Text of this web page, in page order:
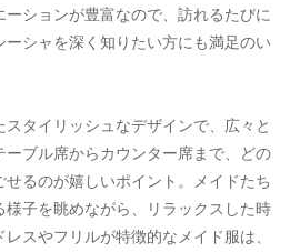
ションが豊富なので、訪れるたびに
シャを深く知りたい方にも満足のい
タイリッシュなデザインで、広々と
ーブル席からカウンター席まで、どの
るのが嬉しいポイント。メイドたち
様子を眺めながら、リラックスした時
スやフリルが特徴的なメイド服は、